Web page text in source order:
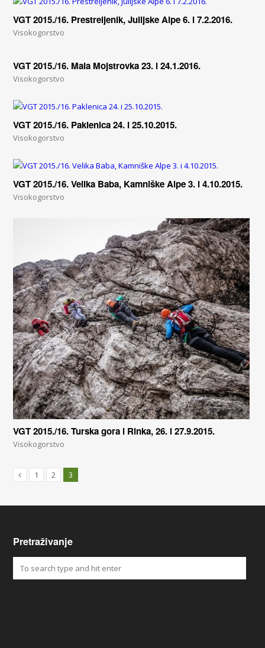
VGT 2015./16. Prestreljenik, Julijske Alpe 6. i 7.2.2016.
Visokogorstvo
VGT 2015./16. Mala Mojstrovka 23. i 24.1.2016.
Visokogorstvo
VGT 2015./16. Paklenica 24. i 25.10.2015.
Visokogorstvo
VGT 2015./16. Velika Baba, Kamniške Alpe 3. i 4.10.2015.
Visokogorstvo
VGT 2015./16. Turska gora i Rinka, 26. i 27.9.2015.
Visokogorstvo
1 2 3
Pretraživanje